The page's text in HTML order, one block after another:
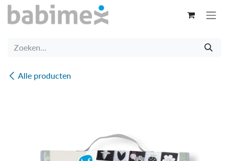
Overslaan naar inhoud
Alle producten